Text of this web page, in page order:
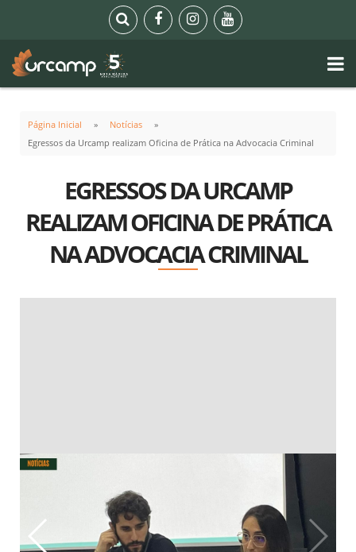
Página Inicial
Notícias
Egressos da Urcamp realizam Oficina de Prática na Advocacia Criminal
EGRESSOS DA URCAMP
REALIZAM OFICINA DE PRÁTICA
NA ADVOCACIA CRIMINAL